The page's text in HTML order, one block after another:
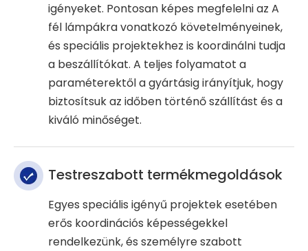
igényeket. Pontosan képes megfelelni az A
fél lámpákra vonatkozó követelményeinek,
és speciális projektekhez is koordinálni tudja
a beszállítókat. A teljes folyamatot a
paraméterektől a gyártásig irányítjuk, hogy
biztosítsuk az időben történő szállítást és a
kiváló minőséget.
Testreszabott termékmegoldások
Egyes speciális igényű projektek esetében
erős koordinációs képességekkel
rendelkezünk, és személyre szabott